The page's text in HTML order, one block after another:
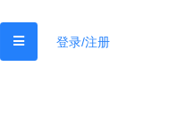
登录/注册